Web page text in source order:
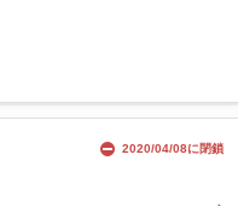
2020/04/08に閉鎖